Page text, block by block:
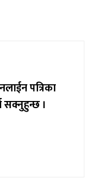
पत्रिका
सक्नुहुन्छ ।